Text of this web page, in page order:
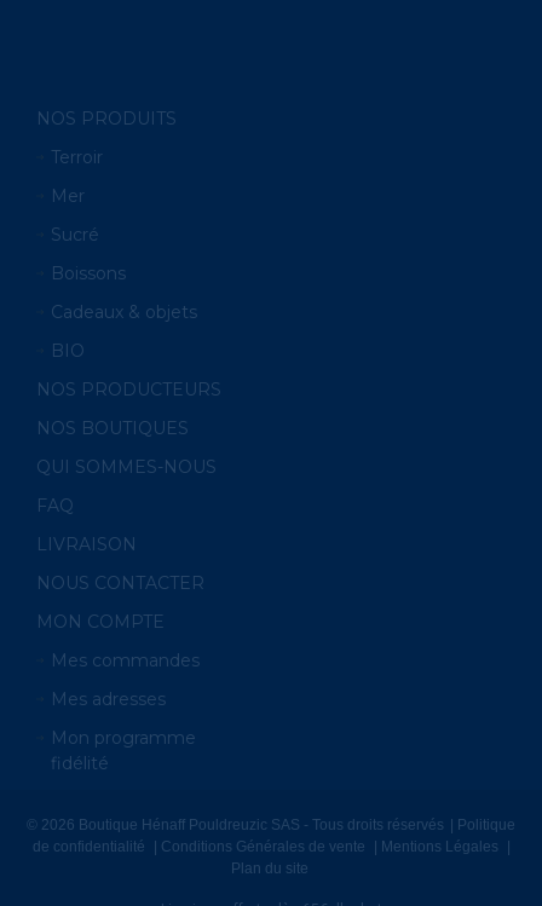
NOS PRODUITS
Terroir
Mer
Sucré
Boissons
Cadeaux & objets
BIO
NOS PRODUCTEURS
NOS BOUTIQUES
QUI SOMMES-NOUS
FAQ
LIVRAISON
NOUS CONTACTER
MON COMPTE
Mes commandes
Mes adresses
Mon programme
fidélité
© 2026 Boutique Hénaff Pouldreuzic SAS - Tous droits réservés
Politique
de confidentialité
Conditions Générales de vente
Mentions Légales
Plan du site